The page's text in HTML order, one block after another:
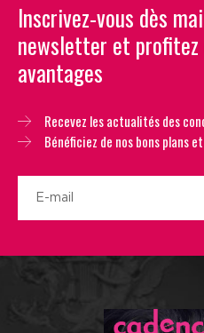
Inscrivez-vous dès
newsletter et profitez
avantages
Recevez les actualités des
Bénéficiez de nos bons plans